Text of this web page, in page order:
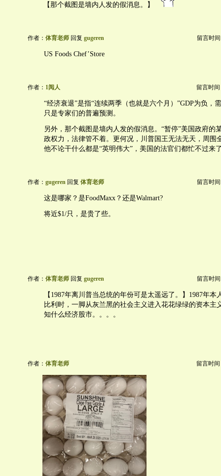
【那个截图是墙内人发的假消息。】
作者： 体育老师 回复 gugeren 留言时间
US Foods Chef’Store
作者： 1阅人 留言时间
“经济衰退”是指“连续两季（也就是六个月）”GDP为负，
只是专家们的普遍预测。
另外，那个截图是墙内人发的假消息。“暂停”美国政府的
政权力，法律管不着。更何况，川普国王无法无天，周围
他不论干什么都是“英明伟大”，美国的法官们都忙不过来
作者： gugeren 回复 体育老师 留言时间
这是哪家？是FoodMaxx？还是Walmart?
将近$1/只，是贵了些。
作者： 体育老师 回复 gugeren 留言时间
【1987年离川普当总统的年份可是太遥远了。】1987年本
比利时，一脚从灰兰黑的社会主义进入花花绿绿的资本主
知什么经济股市。。。。
作者： 体育老师 留言时间